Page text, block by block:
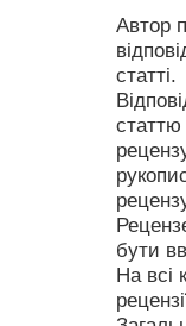
Автор
статті.
статтю
бути
На всі